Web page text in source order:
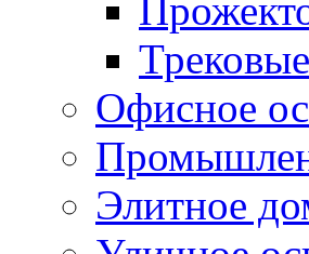
Офисное
Элитное